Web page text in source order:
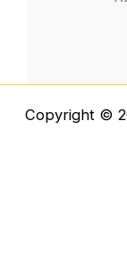
Copyright ©